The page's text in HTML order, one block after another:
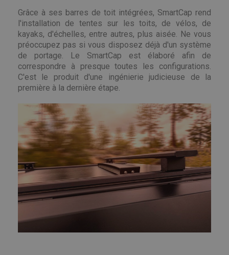
Grâce à ses barres de toit intégrées, SmartCap rend
l'installation de tentes sur les toits, de vélos, de
kayaks, d'échelles, entre autres, plus aisée. Ne vous
préoccupez pas si vous disposez déjà d'un système
de portage. Le SmartCap est élaboré afin de
correspondre à presque toutes les configurations.
C'est le produit d'une ingénierie judicieuse de la
première à la dernière étape.